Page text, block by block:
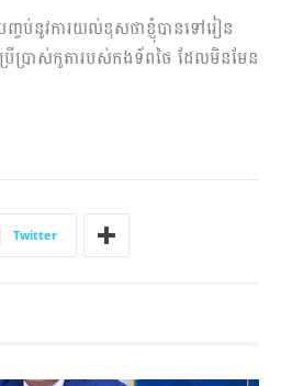
ញ្ចប់នូវការយល់ខុសថាខ្ញុំបានទៅរៀន
ប្រាស់កូតារបស់កងទ័ពថៃ ដែលមិនមែន
Twitter